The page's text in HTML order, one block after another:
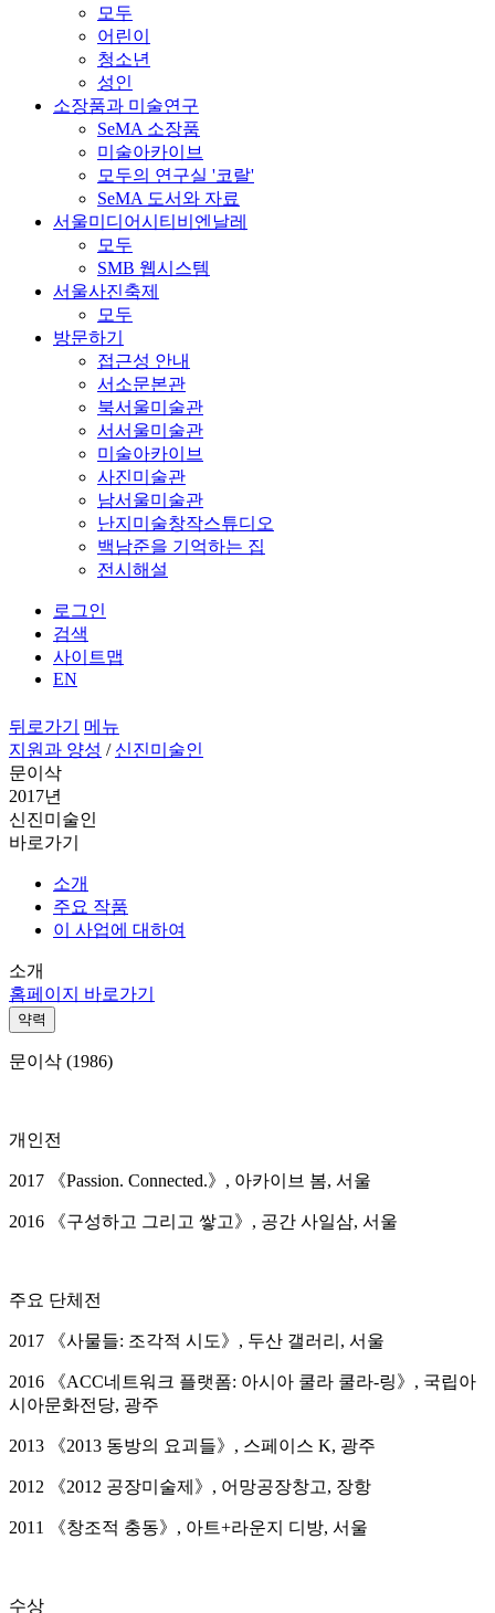
모두
어린이
청소년
성인
소장품과 미술연구
SeMA 소장품
미술아카이브
모두의 연구실 '코랄'
SeMA 도서와 자료
서울미디어시티비엔날레
모두
SMB 웹시스템
서울사진축제
모두
방문하기
접근성 안내
서소문본관
북서울미술관
서서울미술관
미술아카이브
사진미술관
남서울미술관
난지미술창작스튜디오
백남준을 기억하는 집
전시해설
로그인
검색
사이트맵
EN
뒤로가기
메뉴
지원과 양성 / 신진미술인
문이삭
2017년
신진미술인
바로가기
소개
주요 작품
이 사업에 대하여
소개
홈페이지 바로가기
약력
문이삭 (1986)
개인전
2017 《Passion. Connected.》, 아카이브 봄, 서울
2016 《구성하고 그리고 쌓고》, 공간 사일삼, 서울
주요 단체전
2017 《사물들: 조각적 시도》, 두산 갤러리, 서울
2016 《ACC네트워크 플랫폼: 아시아 쿨라 쿨라-링》, 국립아
시아문화전당, 광주
2013 《2013 동방의 요괴들》, 스페이스 K, 광주
2012 《2012 공장미술제》, 어망공장창고, 장항
2011 《창조적 충동》, 아트+라운지 디방, 서울
수상